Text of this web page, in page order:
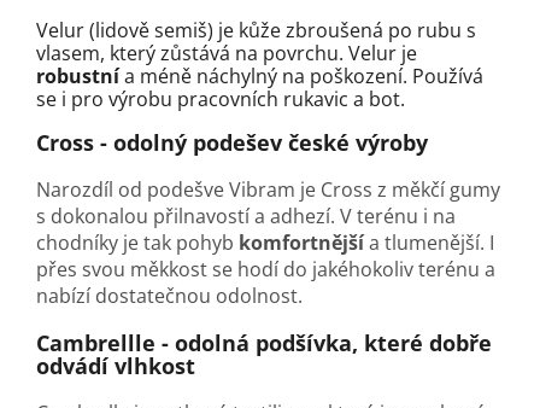
Velur (lidově semiš) je kůže zbroušená po rubu s
vlasem, který zůstává na povrchu. Velur je
robustnía méně náchylný na poškození. Používá
se i pro výrobu pracovních rukavic a bot.
Cross - odolný podešev české výroby
Narozdíl od podešve Vibram je Cross z měkčí gumy
s dokonalou přilnavostí a adhezí. V terénu i na
chodníky je tak pohyb komfortnějšía tlumenější. I
přes svou měkkost se hodí do jakéhokoliv terénu a
nabízí dostatečnou odolnost.
Cambrellle - odolná podšívka, které dobře
odvádí vlhkost